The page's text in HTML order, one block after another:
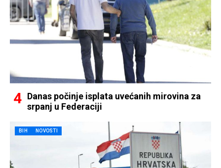
Danas počinje isplata uvećanih mirovina za
srpanj u Federaciji
BIH NOVOSTI